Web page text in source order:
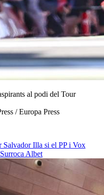
al podi del Tour
/ Europa Press
Salvador Illa si el PP i Vox
Albet